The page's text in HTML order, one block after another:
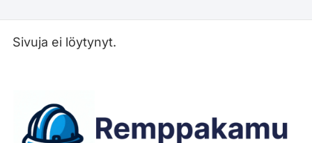
Sivuja ei löytynyt.